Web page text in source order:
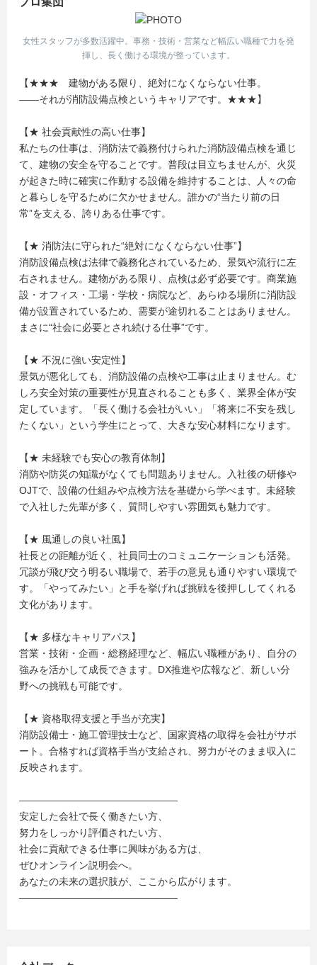
女性スタッフが多数活躍中。事務・技術・営業など幅広い職種で力を発
揮し、長く働ける環境が整っています。
【★★★ 建物がある限り、絶対になくならない仕事。
――それが消防設備点検というキャリアです。★★★】
【★ 社会貢献性の高い仕事】
私たちの仕事は、消防法で義務付けられた消防設備点検を通じ
て、建物の安全を守ることです。普段は目立ちませんが、火災
が起きた時に確実に作動する設備を維持することは、人々の命
と暮らしを守るために欠かせません。誰かの“当たり前の日
常”を支える、誇りある仕事です。
【★ 消防法に守られた“絶対になくならない仕事”】
消防設備点検は法律で義務化されているため、景気や流行に左
右されません。建物がある限り、点検は必ず必要です。商業施
設・オフィス・工場・学校・病院など、あらゆる場所に消防設
備が設置されているため、需要が途切れることはありません。
まさに“社会に必要とされ続ける仕事”です。
【★ 不況に強い安定性】
景気が悪化しても、消防設備の点検や工事は止まりません。む
しろ安全対策の重要性が見直されることも多く、業界全体が安
定しています。「長く働ける会社がいい」「将来に不安を残し
たくない」という学生にとって、大きな安心材料になります。
【★ 未経験でも安心の教育体制】
消防や防災の知識がなくても問題ありません。入社後の研修や
OJTで、設備の仕組みや点検方法を基礎から学べます。未経験
で入社した先輩が多く、質問しやすい雰囲気も魅力です。
【★ 風通しの良い社風】
社長との距離が近く、社員同士のコミュニケーションも活発。
冗談が飛び交う明るい職場で、若手の意見も通りやすい環境で
す。「やってみたい」と手を挙げれば挑戦を後押ししてくれる
文化があります。
【★ 多様なキャリアパス】
営業・技術・企画・総務経理など、幅広い職種があり、自分の
強みを活かして成長できます。DX推進や広報など、新しい分
野への挑戦も可能です。
【★ 資格取得支援と手当が充実】
消防設備士・施工管理技士など、国家資格の取得を会社がサポ
ート。合格すれば資格手当が支給され、努力がそのまま収入に
反映されます。
――――――――――――――――
安定した会社で長く働きたい方、
努力をしっかり評価されたい方、
社会に貢献できる仕事に興味がある方は、
ぜひオンライン説明会へ。
あなたの未来の選択肢が、ここから広がります。
――――――――――――――――